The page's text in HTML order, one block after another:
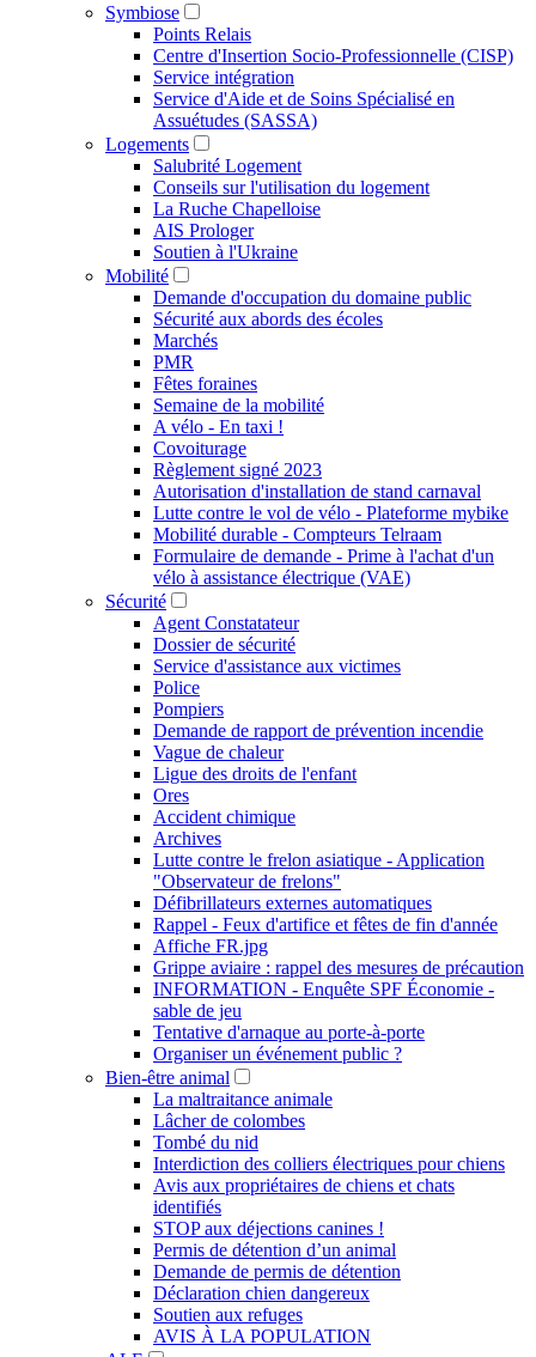
Symbiose
Points Relais
Centre d'Insertion Socio-Professionnelle (CISP)
Service intégration
Service d'Aide et de Soins Spécialisé en
Assuétudes (SASSA)
Logements
Salubrité Logement
Conseils sur l'utilisation du logement
La Ruche Chapelloise
AIS Prologer
Soutien à l'Ukraine
Mobilité
Demande d'occupation du domaine public
Sécurité aux abords des écoles
Marchés
PMR
Fêtes foraines
Semaine de la mobilité
A vélo - En taxi !
Covoiturage
Règlement signé 2023
Autorisation d'installation de stand carnaval
Lutte contre le vol de vélo - Plateforme mybike
Mobilité durable - Compteurs Telraam
Formulaire de demande - Prime à l'achat d'un
vélo à assistance électrique (VAE)
Sécurité
Agent Constatateur
Dossier de sécurité
Service d'assistance aux victimes
Police
Pompiers
Demande de rapport de prévention incendie
Vague de chaleur
Ligue des droits de l'enfant
Ores
Accident chimique
Archives
Lutte contre le frelon asiatique - Application
"Observateur de frelons"
Défibrillateurs externes automatiques
Rappel - Feux d'artifice et fêtes de fin d'année
Affiche FR.jpg
Grippe aviaire : rappel des mesures de précaution
INFORMATION - Enquête SPF Économie -
sable de jeu
Tentative d'arnaque au porte-à-porte
Organiser un événement public ?
Bien-être animal
La maltraitance animale
Lâcher de colombes
Tombé du nid
Interdiction des colliers électriques pour chiens
Avis aux propriétaires de chiens et chats
identifiés
STOP aux déjections canines !
Permis de détention d’un animal
Demande de permis de détention
Déclaration chien dangereux
Soutien aux refuges
AVIS À LA POPULATION